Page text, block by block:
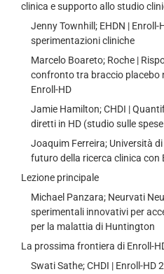
clinica e supporto allo studio
Jenny Townhill; EHDN | Enroll-
sperimentazioni cliniche
Marcelo Boareto; Roche |
confronto tra braccio placebo
Enroll-HD
Jamie Hamilton; CHDI |
diretti in HD (studio sulle spese
Joaquim Ferreira; Università
futuro della ricerca clinica con
Lezione principale
Michael Panzara; Neurvati
sperimentali innovativi per
per la malattia di Huntington
La prossima frontiera di Enroll-
Swati Sathe; CHDI | Enroll-HD